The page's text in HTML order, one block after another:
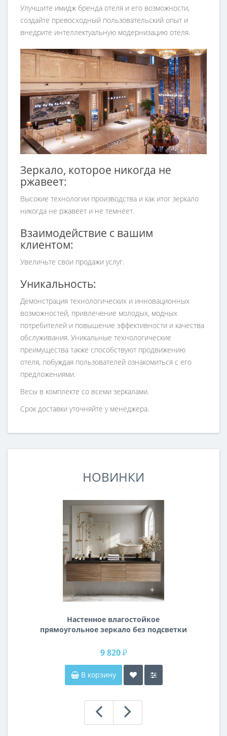
Улучшите имидж бренда отеля и его возможности,
создайте превосходный пользовательский опыт и
внедрите интеллектуальную модернизацию отеля.
Зеркало, которое никогда не
ржавеет:
Высокие технологии производства и как итог зеркало
никогда не ржавеет и не темнеет.
Взаимодействие с вашим
клиентом:
Увеличьте свои продажи услуг.
Уникальность:
Демонстрация технологических и инновационных
возможностей, привлечение молодых, модных
потребителей и повышение эффективности и качества
обслуживания. Уникальные технологические
преимущества также способствуют продвижению
отеля, побуждая пользователей ознакомиться с его
предложениями.
Весы в комплекте со всеми зеркалами.
Срок доставки уточняйте у менеджера.
НОВИНКИ
Настенное влагостойкое
прямоугольное зеркало без подсветки
9 820 ₽
В корзину